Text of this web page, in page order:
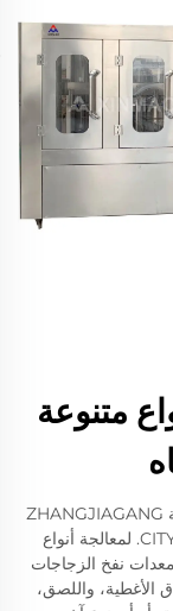
متنوعة
تم تصميم خطوط التعبئة الشاملة للمياه من شركة ZHANGJIAGANG
CITY XINMAO DRINK MACHINERY CO.,LTD. لمعالجة أنواع
نفخ الزجاجات
الأغطية، واللصق،